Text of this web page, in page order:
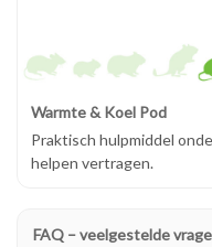
Warmte & Koel Pod
Praktisch hulpmiddel
helpen vertragen.
FAQ – veelgestelde